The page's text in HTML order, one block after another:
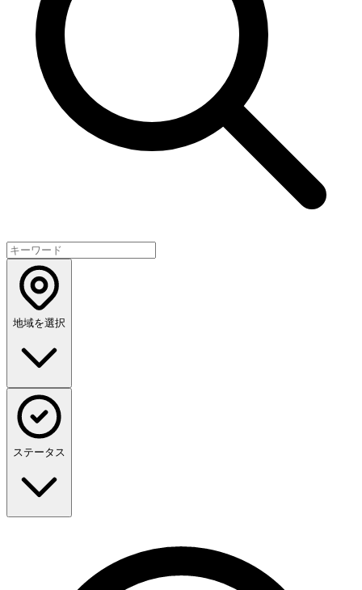
地域を選択
ステータス